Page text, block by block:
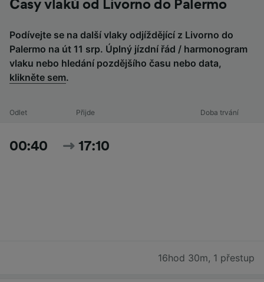
Časy vlaků od Livorno do Palermo
Podívejte se na další vlaky odjíždějící z Livorno do
Palermo na út 11 srp. Úplný jízdní řád / harmonogram
vlaku nebo hledání pozdějšího času nebo data,
klikněte sem.
Odlet Přijde Doba trvání
00:40 17:10
16hod 30m, 1 přestup